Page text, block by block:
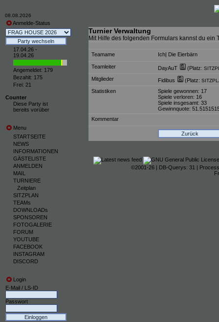
08.08.2026
Anmelde-Status
17.04.26 -
19.04.26
Angemeldet: 179
Bezahlt: 175
Frei: 21
Counter
Diese Party ist
bereits vorüber
Menu
STARTSEITE
NEWS
INFORMATIONEN
GÄSTELISTE
ANMELDEN
MAIL
TURNIERE
Zeitplan
SITZPLAN
TEAMs
DOWNLOADs
SPONSOREN
FOTOGALERIE
FORUM
YOUTUBE
FACEBOOK
INSTAGRAM
DISCORD
Login
E-Mail / LS-ID
Passwort
Turnier Verwaltung
Mit Hilfe des folgenden Formulars kannst du ein
Teamame Ich| Die Eierbärn
Teamleiter DayAuT (Platz:
Mitglieder Fidibus (Platz:
Statistiken
Spiele gewonnen: 17
Spiele verloren: 16
Spiele insgesamt: 33
Gewinnquote:
Kommentar
Zurück
©2001-26 | DB-Querys: 31 |